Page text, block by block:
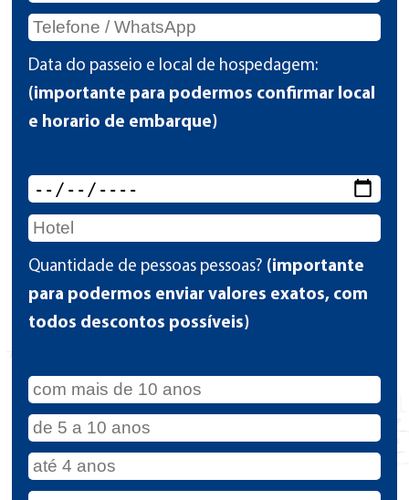
Data do passeio e local de hospedagem:
(importante para podermos confirmar local
e horario de embarque)
Quantidade de pessoas pessoas? (importante
para podermos enviar valores exatos, com
todos descontos possíveis)